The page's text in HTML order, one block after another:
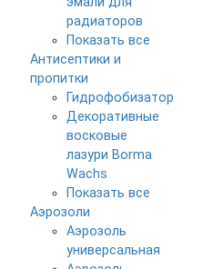
радиаторов
Показать все
Антисептики и
пропитки
Гидрофобизатор
Декоративные
восковые
лазури Borma
Wachs
Показать все
Аэрозоли
Аэрозоль
универсальная